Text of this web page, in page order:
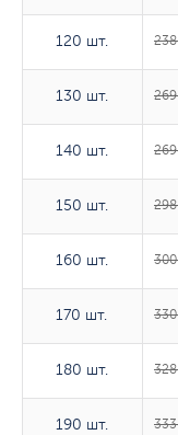
120 шт.
130 шт.
140 шт.
150 шт.
160 шт.
170 шт.
180 шт.
190 шт.
120 шт.
130 шт.
140 шт.
150 шт.
160 шт.
170 шт.
180 шт.
190 шт.